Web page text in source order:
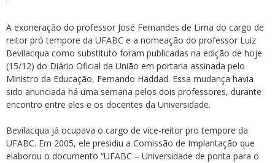
A exoneração do professor José Fernandes de Lima do cargo de
reitor pró tempore da UFABC e a nomeação do professor Luiz
Bevilacqua como substituto foram publicadas na edição de hoje
(15/12) do Diário Oficial da União em portaria assinada pelo
Ministro da Educação, Fernando Haddad. Essa mudança havia
sido anunciada há uma semana pelos dois professores, durante
encontro entre eles e os docentes da Universidade.
Bevilacqua já ocupava o cargo de vice-reitor pro tempore da
UFABC. Em 2005, ele presidiu a Comissão de Implantação que
elaborou o documento “UFABC – Universidade de ponta para o